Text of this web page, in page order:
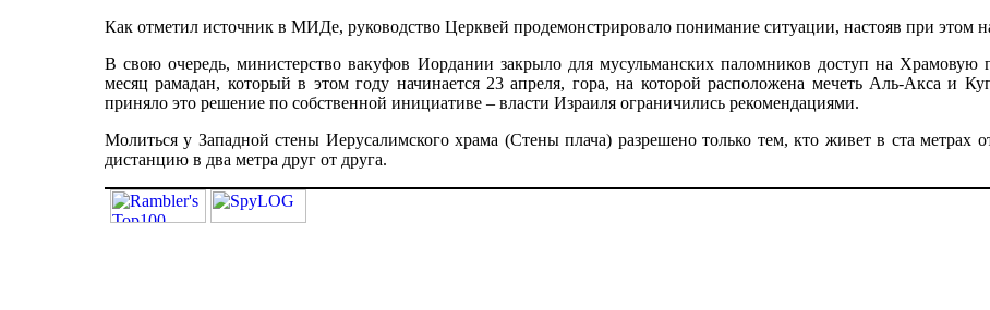
Как отметил источник в МИДе, руководство Церквей продемонстрировало понимание ситуации, настояв при этом
В свою очередь, министерство вакуфов Иордании закрыло для мусульманских паломников доступ на
месяц рамадан, который в этом году начинается 23 апреля, гора, на которой расположена мечеть Аль-Акса и
приняло это решение по собственной инициативе – власти Израиля ограничились рекомендациями.
Молиться у Западной стены Иерусалимского храма (Стены плача) разрешено только тем, кто живет в ста
дистанцию в два метра друг от друга.